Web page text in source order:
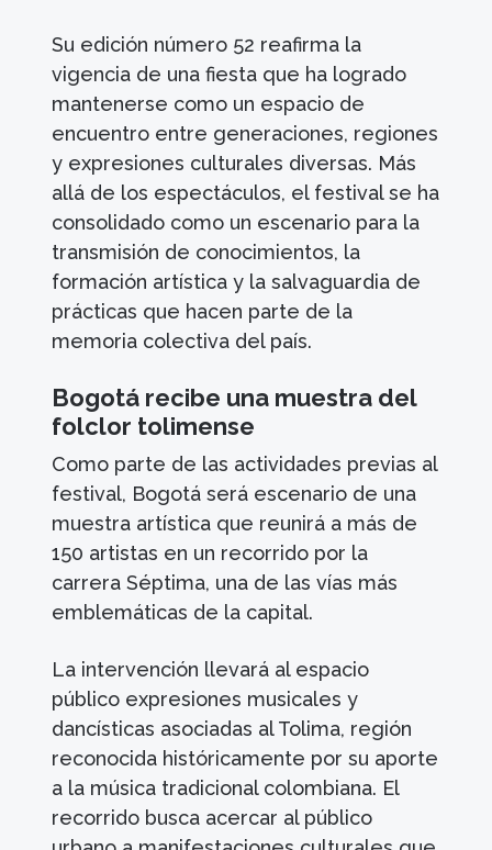
Su edición número 52 reafirma la
vigencia de una fiesta que ha logrado
mantenerse como un espacio de
encuentro entre generaciones, regiones
y expresiones culturales diversas. Más
allá de los espectáculos, el festival se ha
consolidado como un escenario para la
transmisión de conocimientos, la
formación artística y la salvaguardia de
prácticas que hacen parte de la
memoria colectiva del país.
Bogotá recibe una muestra del
folclor tolimense
Como parte de las actividades previas al
festival, Bogotá será escenario de una
muestra artística que reunirá a más de
150 artistas en un recorrido por la
carrera Séptima, una de las vías más
emblemáticas de la capital.
La intervención llevará al espacio
público expresiones musicales y
dancísticas asociadas al Tolima, región
reconocida históricamente por su aporte
a la música tradicional colombiana. El
recorrido busca acercar al público